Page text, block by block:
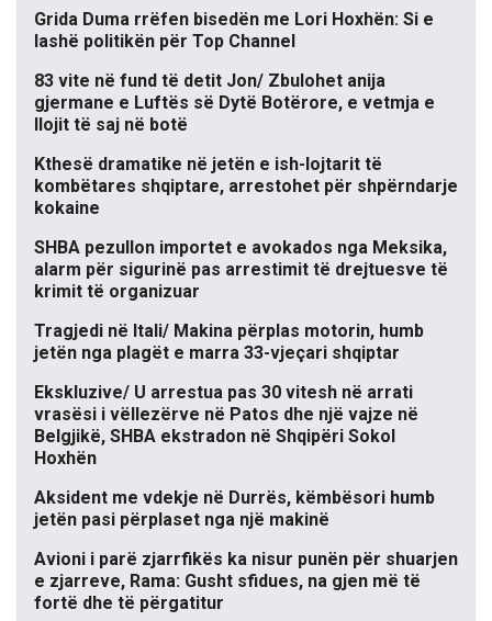
Grida Duma rrëfen bisedën me Lori Hoxhën: Si e
lashë politikën për Top Channel
83 vite në fund të detit Jon/ Zbulohet anija
gjermane e Luftës së Dytë Botërore, e vetmja e
llojit të saj në botë
Kthesë dramatike në jetën e ish-lojtarit të
kombëtares shqiptare, arrestohet për shpërndarje
kokaine
SHBA pezullon importet e avokados nga Meksika,
alarm për sigurinë pas arrestimit të drejtuesve të
krimit të organizuar
Tragjedi në Itali/ Makina përplas motorin, humb
jetën nga plagët e marra 33-vjeçari shqiptar
Ekskluzive/ U arrestua pas 30 vitesh në arrati
vrasësi i vëllezërve në Patos dhe një vajze në
Belgjikë, SHBA ekstradon në Shqipëri Sokol
Hoxhën
Aksident me vdekje në Durrës, këmbësori humb
jetën pasi përplaset nga një makinë
Avioni i parë zjarrfikës ka nisur punën për shuarjen
e zjarreve, Rama: Gusht sfidues, na gjen më të
fortë dhe të përgatitur